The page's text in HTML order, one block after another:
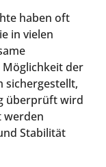
haben oft
in vielen
Möglichkeit der
sichergestellt,
überprüft wird
werden
Stabilität